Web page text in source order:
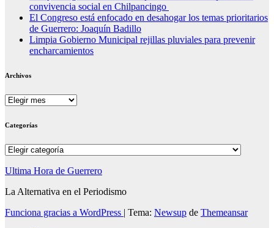
convivencia social en Chilpancingo
El Congreso está enfocado en desahogar los temas prioritarios
de Guerrero: Joaquín Badillo
Limpia Gobierno Municipal rejillas pluviales para prevenir
encharcamientos
Archivos
Archivos
Categorías
Categorías
Ultima Hora de Guerrero
La Alternativa en el Periodismo
Funciona gracias a WordPress | Tema: Newsup de Themeansar